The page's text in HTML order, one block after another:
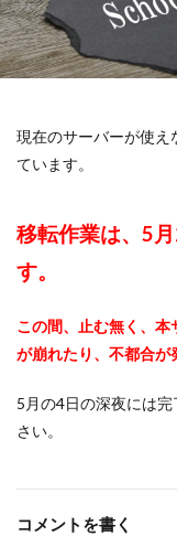
現在のサーバーが使え
ています。
移転作業は、5
す。
この間、止む無く、
が崩れたり、不都合が
5月の4日の深夜には
さい。
コメントを書く